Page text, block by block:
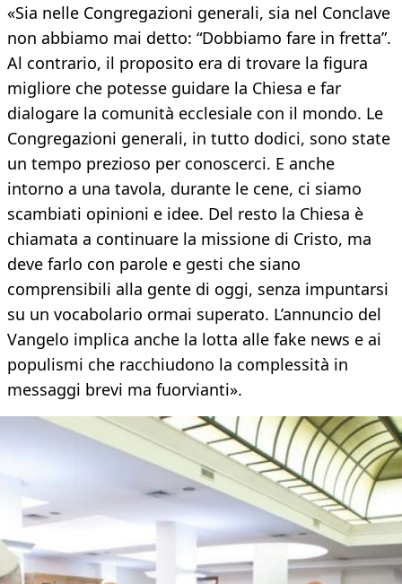
«Sia nelle Congregazioni generali, sia nel Conclave
non abbiamo mai detto: “Dobbiamo fare in fretta”.
Al contrario, il proposito era di trovare la figura
migliore che potesse guidare la Chiesa e far
dialogare la comunità ecclesiale con il mondo. Le
Congregazioni generali, in tutto dodici, sono state
un tempo prezioso per conoscerci. E anche
intorno a una tavola, durante le cene, ci siamo
scambiati opinioni e idee. Del resto la Chiesa è
chiamata a continuare la missione di Cristo, ma
deve farlo con parole e gesti che siano
comprensibili alla gente di oggi, senza impuntarsi
su un vocabolario ormai superato. L’annuncio del
Vangelo implica anche la lotta alle fake news e ai
populismi che racchiudono la complessità in
messaggi brevi ma fuorvianti».